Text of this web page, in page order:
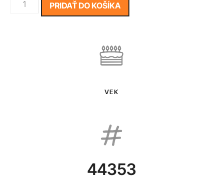
PRIDAŤ DO KOŠÍKA
VEK
44353